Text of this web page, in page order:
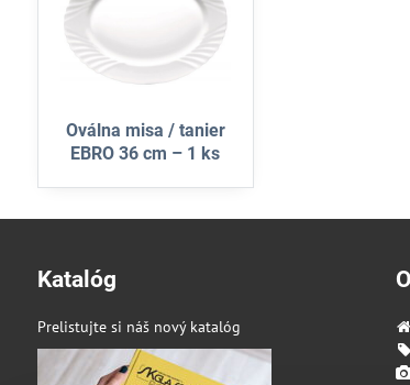
Oválna misa / tanier
EBRO 36 cm – 1 ks
Katalóg
Prelistujte si náš nový katalóg